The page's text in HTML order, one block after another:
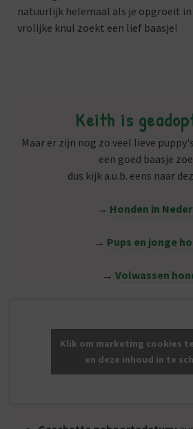
natuurlijk helemaal als je opgroeit in
vrolijke knul zoekt een lief baasje!
Keith is
Maar er zijn nog zo veel lieve
een goed baasje
dus kijk a.u.b. eens naar
→ Honden in
→ Pups en jonge
→ Volwassen
Klik om marketing cookies
en deze inhoud in te